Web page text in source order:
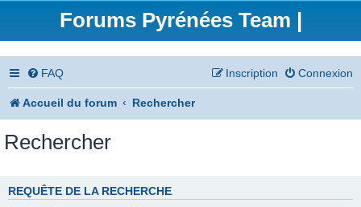
Forums Pyrénées Team |
FAQ Connexion
Inscription
Accueil du forum Rechercher
Rechercher
REQUÊTE DE LA RECHERCHE